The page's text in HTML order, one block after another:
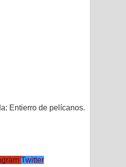
Entierro de pelícanos.
Twitter